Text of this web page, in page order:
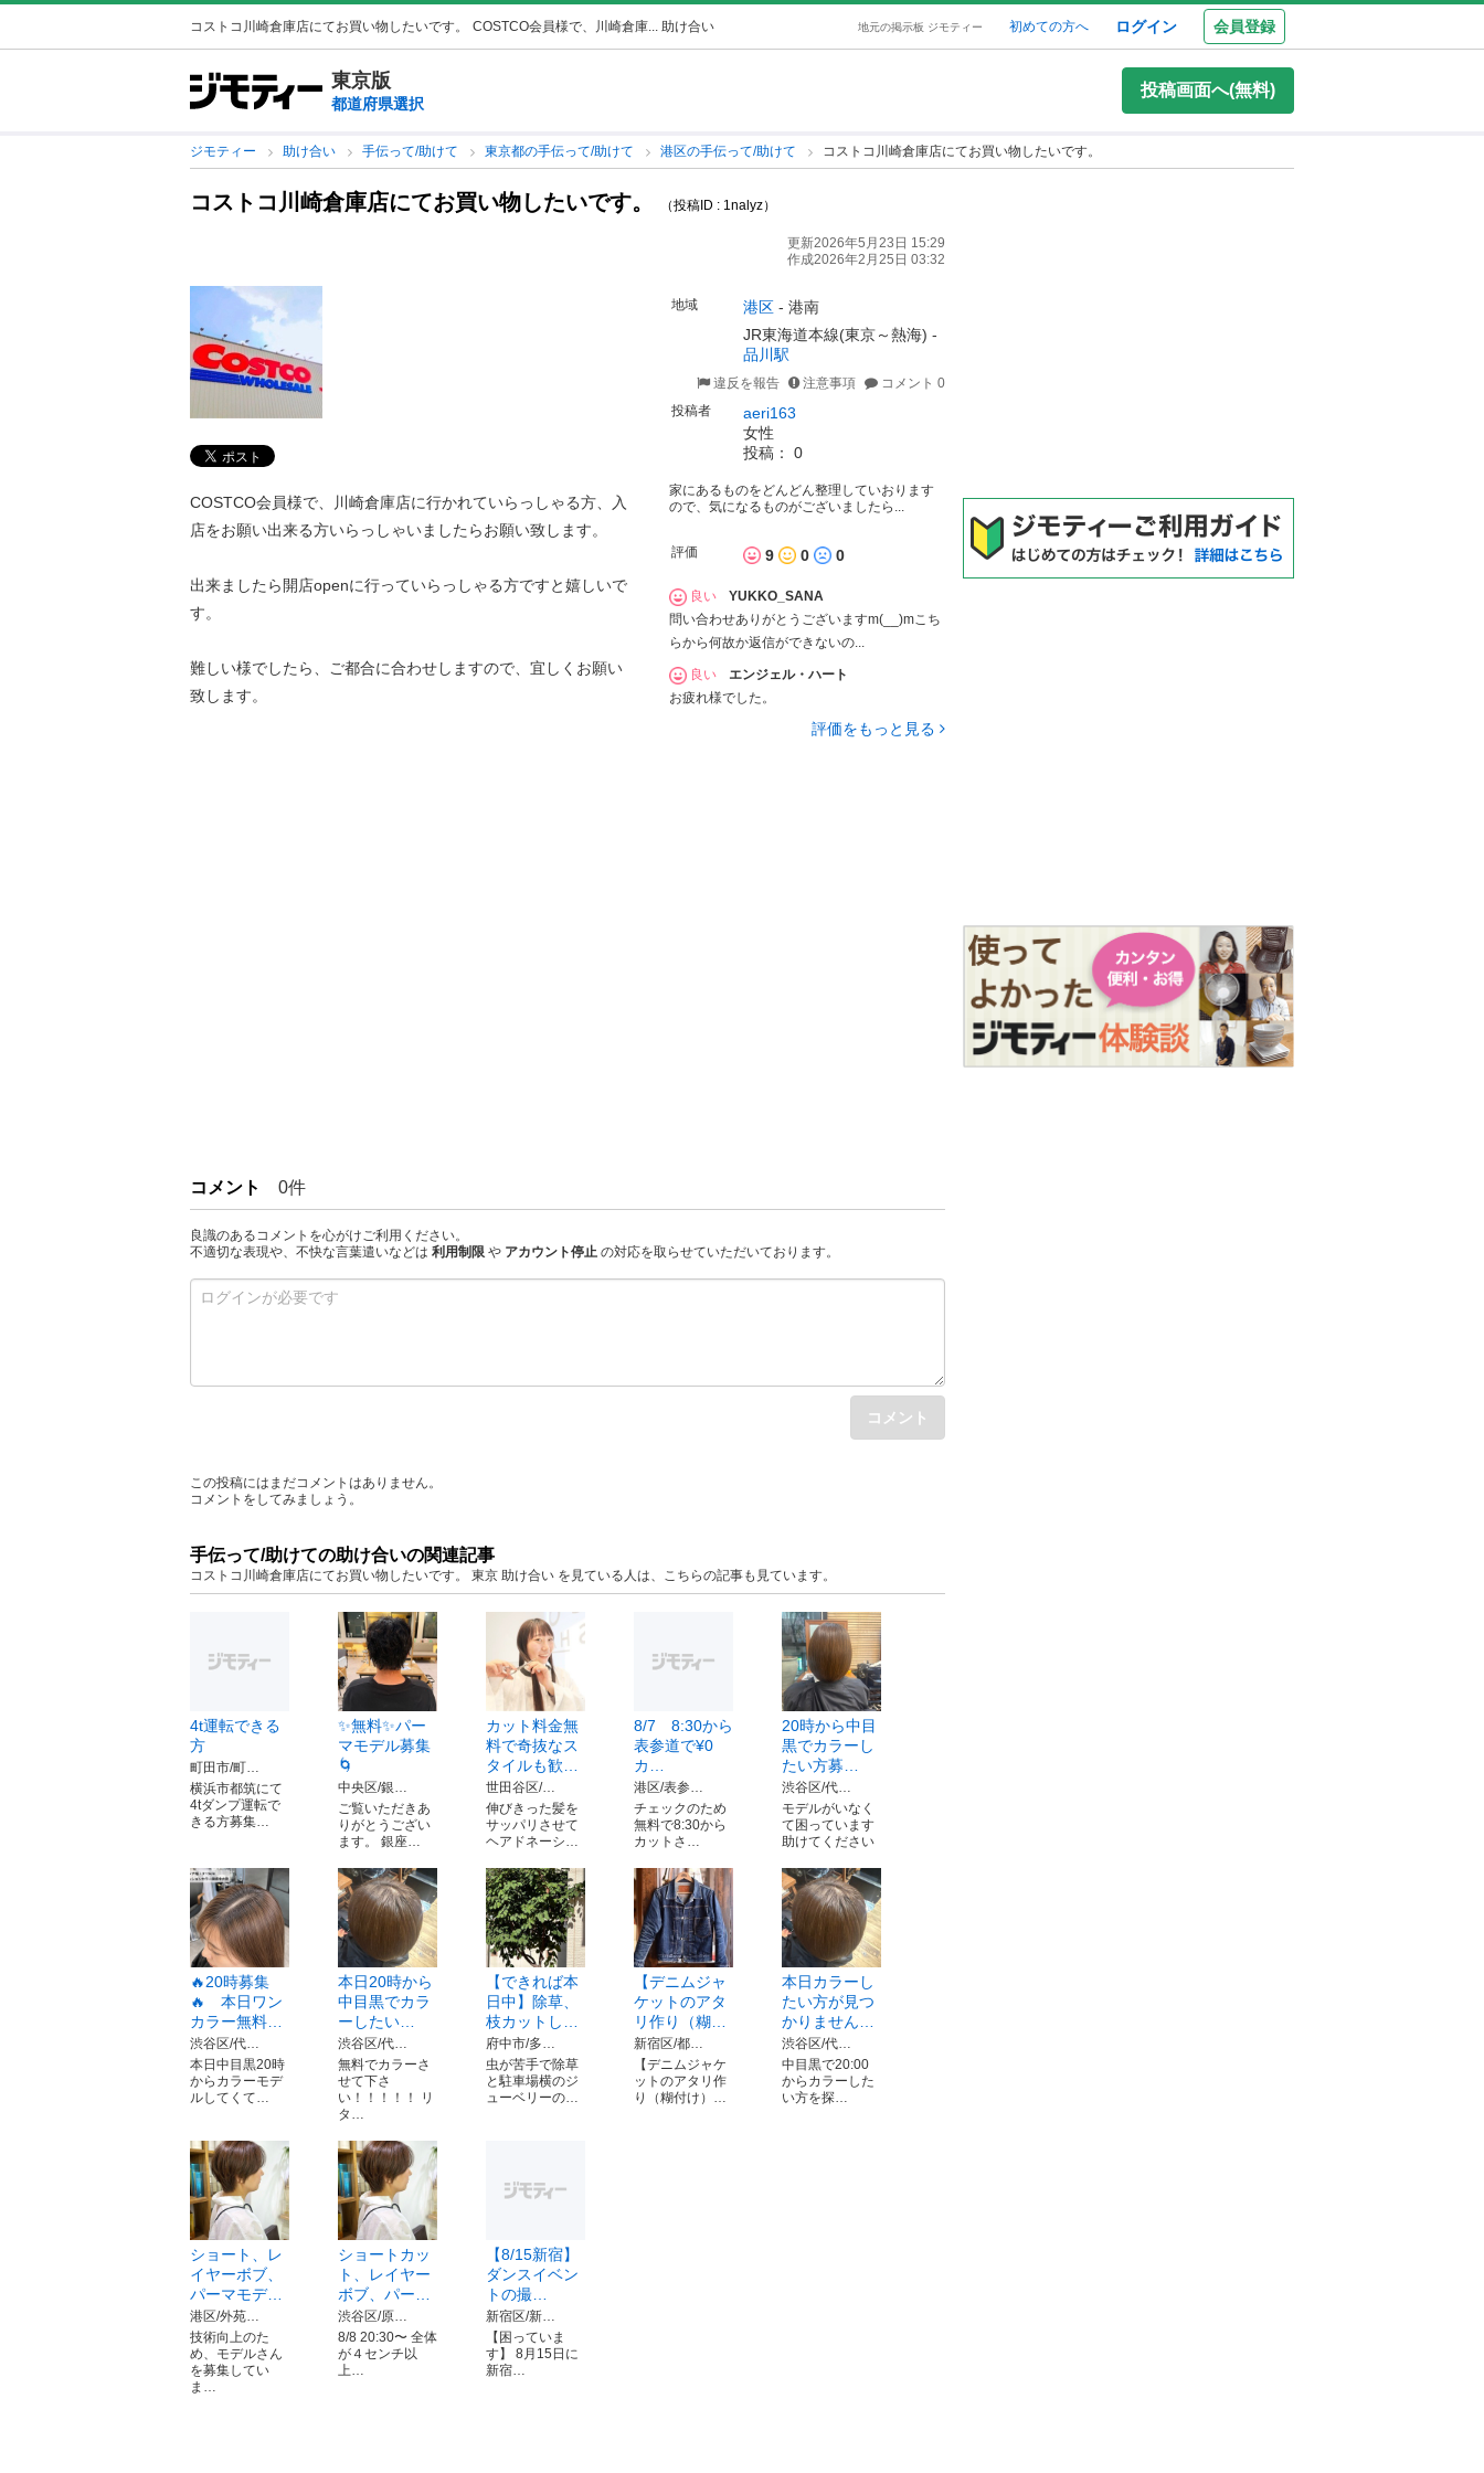
コストコ川崎倉庫店にてお買い物したいです。 COSTCO会員様で、川崎倉庫... 助け合い 地元の掲示板 ジモティー 初めての方へ ログイン 会員登録
東京版
都道府県選択
投稿画面へ(無料)
ジモティー 助け合い 手伝って/助けて 東京都の手伝って/助けて 港区の手伝って/助けて コストコ川崎倉庫店にてお買い物したいです。
コストコ川崎倉庫店にてお買い物したいです。 （投稿ID : 1nalyz）
更新2026年5月23日 15:29
作成2026年2月25日 03:32
COSTCO会員様で、川崎倉庫店に行かれていらっしゃる方、入
店をお願い出来る方いらっしゃいましたらお願い致します。
出来ましたら開店openに行っていらっしゃる方ですと嬉しいで
す。
難しい様でしたら、ご都合に合わせしますので、宜しくお願い
致します。
地域 港区 - 港南
JR東海道本線(東京～熱海) -
品川駅
違反を報告 注意事項
コメント 0
投稿者
aeri163
女性
投稿： 0
家にあるものをどんどん整理していおります
ので、気になるものがございましたら...
評価 9 0 0
良い
YUKKO_SANA
問い合わせありがとうございますm(__)mこち
らから何故か返信ができないの...
良い
エンジェル・ハート
お疲れ様でした。
評価をもっと見る
コメント 0件
良識のあるコメントを心がけご利用ください。
不適切な表現や、不快な言葉遣いなどは 利用制限 や アカウント停止 の対応を取らせていただいております。
コメント
この投稿にはまだコメントはありません。
コメントをしてみましょう。
手伝って/助けての助け合いの関連記事
コストコ川崎倉庫店にてお買い物したいです。 東京 助け合い を見ている人は、こちらの記事も見ています。
4t運転できる
方
町田市/町…
横浜市都筑にて
4tダンプ運転で
きる方募集…
✨無料✨パー
マモデル募集
🌀
中央区/銀…
ご覧いただきあ
りがとうござい
ます。 銀座…
カット料金無
料で奇抜なス
タイルも歓…
世田谷区/…
伸びきった髪を
サッパリさせて
ヘアドネーシ…
8/7 8:30から
表参道で¥0
カ…
港区/表参…
チェックのため
無料で8:30から
カットさ…
20時から中目
黒でカラーし
たい方募…
渋谷区/代…
モデルがいなく
て困っています
助けてください
🔥20時募集
🔥 本日ワン
カラー無料…
渋谷区/代…
本日中目黒20時
からカラーモデ
ルしてくて…
本日20時から
中目黒でカラ
ーしたい…
渋谷区/代…
無料でカラーさ
せて下さ
い！！！！！ リ
タ…
【できれば本
日中】除草、
枝カットし…
府中市/多…
虫が苦手で除草
と駐車場横のジ
ューベリーの…
【デニムジャ
ケットのアタ
リ作り（糊…
新宿区/都…
【デニムジャケ
ットのアタリ作
り（糊付け）…
本日カラーし
たい方が見つ
かりません…
渋谷区/代…
中目黒で20:00
からカラーした
い方を探…
ショート、レ
イヤーボブ、
パーマモデ…
港区/外苑…
技術向上のた
め、モデルさん
を募集してい
ま…
ショートカッ
ト、レイヤー
ボブ、パー…
渋谷区/原…
8/8 20:30〜 全体
が４センチ以
上…
【8/15新宿】
ダンスイベン
トの撮…
新宿区/新…
【困っていま
す】 8月15日に
新宿…